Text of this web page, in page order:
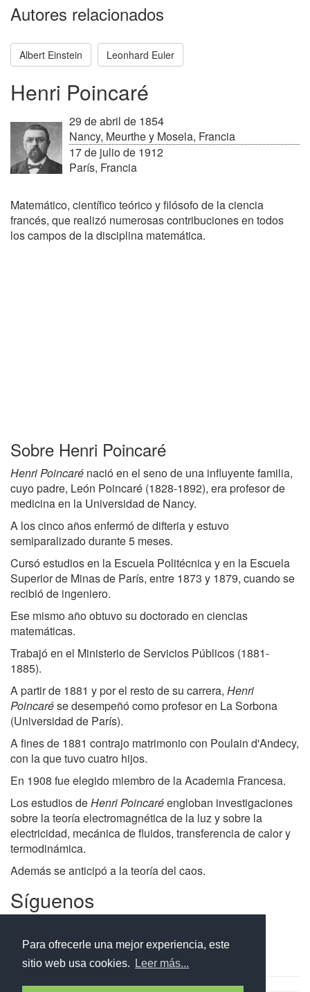
Para ofrecerle una mejor experiencia, este
sitio web usa cookies.
Leer más...
Autores relacionados
Albert Einstein Leonhard Euler
Henri Poincaré
29 de abril de 1854
Nancy, Meurthe y Mosela, Francia
17 de julio de 1912
París, Francia
Matemático, científico teórico y filósofo de la ciencia
francés, que realizó numerosas contribuciones en todos
los campos de la disciplina matemática.
Sobre Henri Poincaré
Henri Poincaré nació en el seno de una influyente familia,
cuyo padre, León Poincaré (1828-1892), era profesor de
medicina en la Universidad de Nancy.
A los cinco años enfermó de difteria y estuvo
semiparalizado durante 5 meses.
Cursó estudios en la Escuela Politécnica y en la Escuela
Superior de Minas de París, entre 1873 y 1879, cuando se
recibió de ingeniero.
Ese mismo año obtuvo su doctorado en ciencias
matemáticas.
Trabajó en el Ministerio de Servicios Públicos (1881-
1885).
A partir de 1881 y por el resto de su carrera, Henri
Poincarése desempeñó como profesor en La Sorbona
(Universidad de París).
A fines de 1881 contrajo matrimonio con Poulain d'Andecy,
con la que tuvo cuatro hijos.
En 1908 fue elegido miembro de la Academia Francesa.
Los estudios deHenri Poincaréengloban investigaciones
sobre la teoría electromagnética de la luz y sobre la
electricidad, mecánica de fluidos, transferencia de calor y
termodinámica.
Además se anticipó a la teoría del caos.
Síguenos